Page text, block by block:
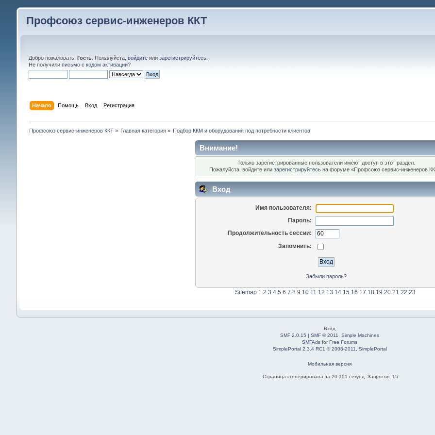
Профсоюз сервис-инженеров ККТ
Добро пожаловать, Гость. Пожалуйста, войдитеили зарегистрируйтесь.
Не получили письмо с кодом активации?
Начало Помощь Вход Регистрация
Профсоюз сервис-инженеров ККТ» Главная категория » Подбор ККМ и оборудования под потребности клиентов
Внимание!
Только зарегистрированные пользователи имеют доступ в этот раздел.
Пожалуйста, войдите илизарегистрируйтесь на форуме «Профсоюз сервис-инженеров
Вход
Имя пользователя:
Пароль:
Продолжительность сессии:
Запомнить:
Забыли пароль?
Sitemap 1 2 3 4 5 6 7 8 9 10 11 12 13 14 15 16 17 18 19 20 21 22 23
Вход
SMF 2.0.15 |SMF © 2011 ,Simple Machines
SMFAds forFree Forums
SimplePortal 2.3.4 RC1 © 2008-2011, SimplePortal
Мобильная версия
Страница сгенерирована за 20.101 секунд. Запросов: 15.